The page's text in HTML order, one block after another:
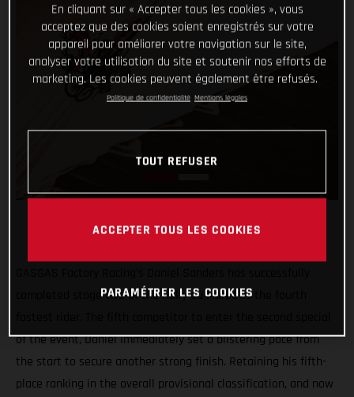
completed stage two of the Rally du Maroc as the fourth
of the event, Daniel immediately set a blistering pace from
the start to secure another strong finish. Retaining his fifth-
place ranking in the overall provisional classification, and now
En cliquant sur « Accepter tous les cookies », vous
acceptez que des cookies soient enregistrés sur votre
appareil pour améliorer votre navigation sur le site,
analyser votre utilisation du site et soutenir nos efforts de
marketing. Les cookies peuvent également être refusés.
Politique de confidentialité Mentions légales
TOUT REFUSER
ACCEPTER TOUS LES COOKIES
PARAMÉTRER LES COOKIES